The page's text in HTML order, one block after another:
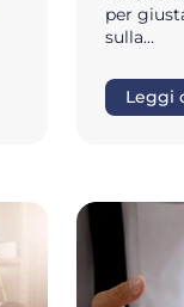
per
sulla…
Leggi